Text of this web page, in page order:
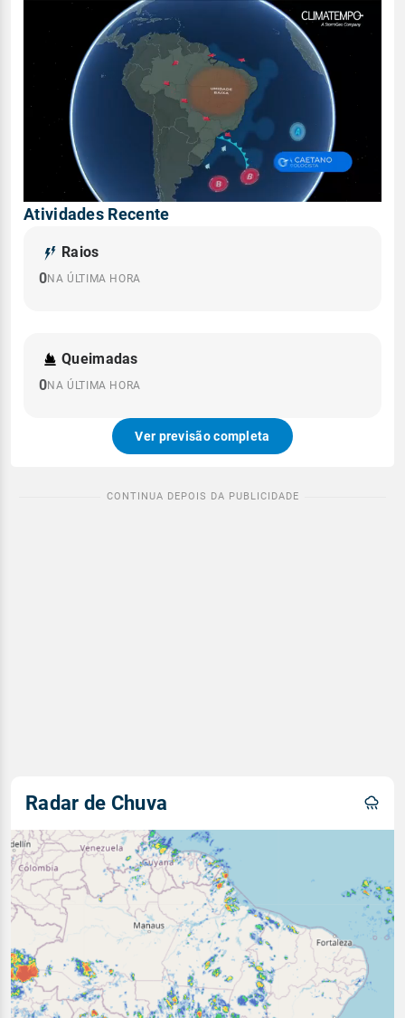
Atividades Recente
Raios
0NA ÚLTIMA HORA
Queimadas
0NA ÚLTIMA HORA
Ver previsão completa
Radar de Chuva